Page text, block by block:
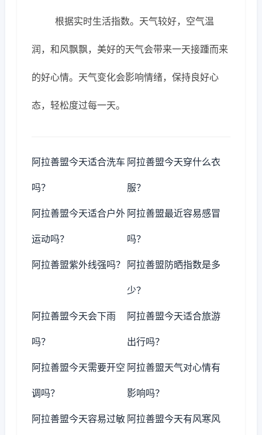
根据实时生活指数。天气较好，空气温
润，和风飘飘，美好的天气会带来一天接踵而来
的好心情。天气变化会影响情绪，保持良好心
态，轻松度过每一天。
阿拉善盟今天适合洗车
吗？
阿拉善盟今天穿什么衣
服？
阿拉善盟今天适合户外
运动吗？
阿拉善盟最近容易感冒
吗？
阿拉善盟紫外线强吗？ 阿拉善盟防晒指数是多
少？
阿拉善盟今天会下雨
吗？
阿拉善盟今天适合旅游
出行吗？
阿拉善盟今天需要开空
调吗？
阿拉善盟天气对心情有
影响吗？
阿拉善盟今天容易过敏 阿拉善盟今天有风寒风